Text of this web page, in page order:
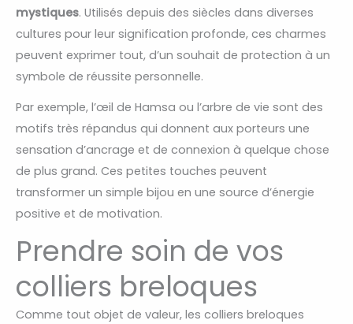
mystiques. Utilisés depuis des siècles dans diverses
cultures pour leur signification profonde, ces charmes
peuvent exprimer tout, d’un souhait de protection à un
symbole de réussite personnelle.
Par exemple, l’œil de Hamsa ou l’arbre de vie sont des
motifs très répandus qui donnent aux porteurs une
sensation d’ancrage et de connexion à quelque chose
de plus grand. Ces petites touches peuvent
transformer un simple bijou en une source d’énergie
positive et de motivation.
Prendre soin de vos
colliers breloques
Comme tout objet de valeur, les colliers breloques